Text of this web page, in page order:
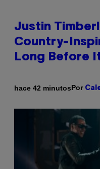
Justin
Country-
Long Before
hace 42 minutosPor